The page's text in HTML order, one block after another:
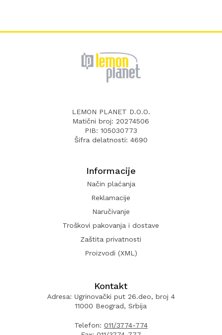
LEMON PLANET D.O.O.
Matični broj: 20274506
PIB: 105030773
Šifra delatnosti: 4690
Informacije
Način plaćanja
Reklamacije
Naručivanje
Troškovi pakovanja i dostave
Zaštita privatnosti
Proizvodi (XML)
Kontakt
Adresa: Ugrinovački put 26.deo, broj 4
11000 Beograd, Srbija
Telefon: 011/3774-774